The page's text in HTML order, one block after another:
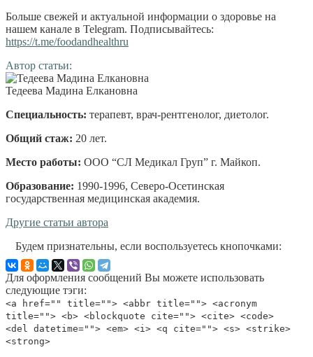
Больше свежей и актуальной информации о здоровье на
нашем канале в Telegram. Подписывайтесь:
https://t.me/foodandhealthru
Автор статьи:
Тедеева Мадина Елкановна
Специальность: терапевт, врач-рентгенолог, диетолог.
Общий стаж: 20 лет.
Место работы: ООО “СЛ Медикал Груп” г. Майкоп.
Образование: 1990-1996, Северо-Осетинская
государственная медицинская академия.
Другие статьи автора
Будем признательны, если воспользуетесь кнопочками:
Для оформления сообщений Вы можете использовать
следующие тэги:
<a href="" title=""> <abbr title=""> <acronym
title=""> <b> <blockquote cite=""> <cite> <code>
<del datetime=""> <em> <i> <q cite=""> <s> <strike>
<strong>